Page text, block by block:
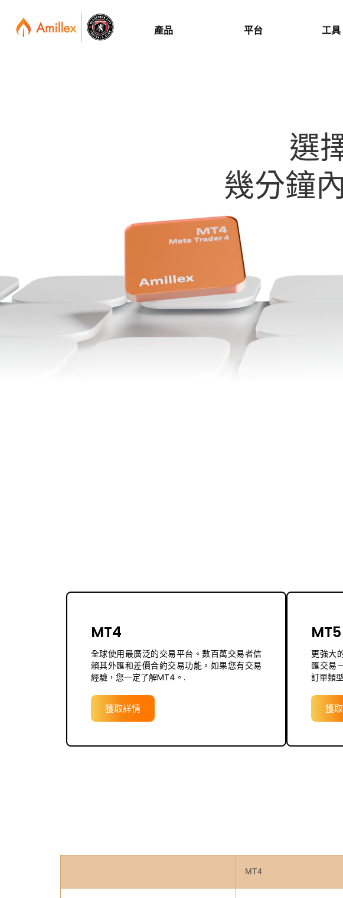
產品 平台 工具
選
幾分鐘
MT4
全球使用最廣泛的交易平台。數百萬交易者信
賴其外匯和差價合約交易功能。如果您有交易
經驗，您一定了解MT4。.
獲取詳情
MT5
更強大
匯交易
訂單類
獲
MT4